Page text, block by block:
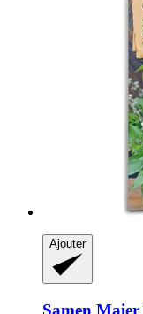
Ajouter
Samen Maier